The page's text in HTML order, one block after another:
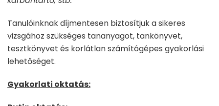
Tanulóinknak díjmentesen biztosítjuk a sikeres
vizsgához szükséges tananyagot, tankönyvet,
tesztkönyvet és korlátlan számítógépes gyakorlási
lehetőséget.
Gyakorlati oktatás: